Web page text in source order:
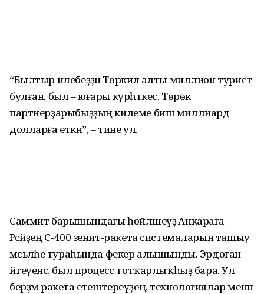
“Былтыр илебеҙҙән Төркиәлә алты миллион турист
булған, был – юғары күрһәткес. Төрөк
партнерҙарыбыҙҙың килеме биш миллиард
долларға еткән”, – тине ул.
Саммит барышындағы һөйләшеүҙә Анкараға
Рәсәйҙең С-400 зенит-ракета системаларын ташыу
мәсьәләһе тураһында фекер алышынды. Эрдоган
әйтеүенсә, был процесс тотҡарлыҡһыҙ бара. Ул
берҙәм ракета етештереүҙең, технологиялар менән